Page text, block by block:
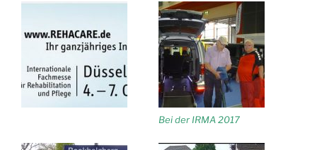
Bei der IRMA 2017